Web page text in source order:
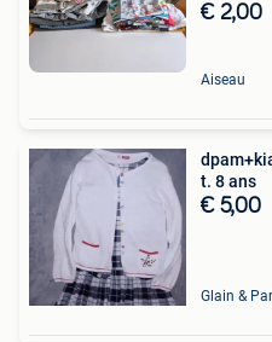
€ 2,00
Aiseau
t. 8 ans
€ 5,00
Glain &